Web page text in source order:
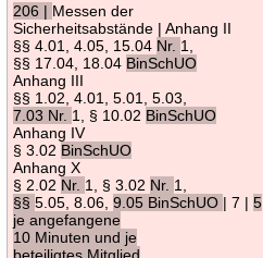
206 | Messen der
Sicherheitsabstände | Anhang II
§§ 4.01, 4.05, 15.04 Nr. 1,
§§ 17.04, 18.04 BinSchUO
Anhang III
§§ 1.02, 4.01, 5.01, 5.03,
7.03 Nr. 1, § 10.02 BinSchUO
Anhang IV
§ 3.02 BinSchUO
Anhang X
§ 2.02 Nr. 1, § 3.02 Nr. 1,
§§5.05, 8.06,9.05 BinSchUO | 7 |5
je angefangene
10 Minuten und je
beteiligtes Mitglied